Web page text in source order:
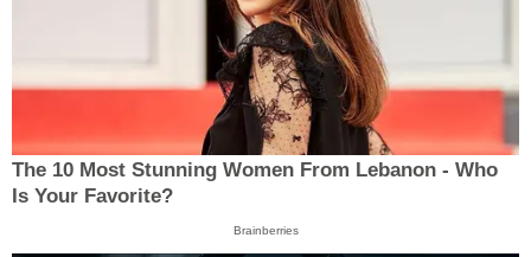
The 10 Most Stunning Women From Lebanon - Who
Is Your Favorite?
Brainberries